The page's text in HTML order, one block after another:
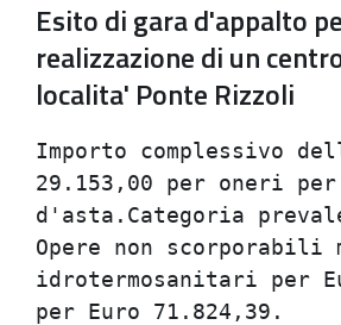
Esito di gara d'appalto
realizzazione di un
localita' Ponte Rizzoli
Importo
29.153,00 per
d'asta.Categoria
Opere non
idrotermosanitari
per